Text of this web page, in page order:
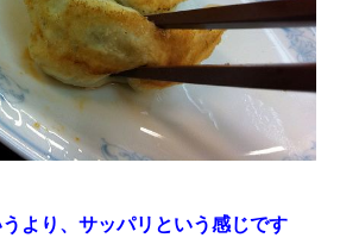
より、サッパリという感じです